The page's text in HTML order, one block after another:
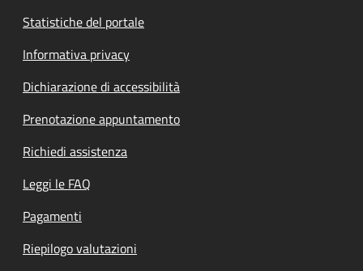
Statistiche del portale
Informativa privacy
Dichiarazione di accessibilità
Prenotazione appuntamento
Richiedi assistenza
Leggi le FAQ
Pagamenti
Riepilogo valutazioni